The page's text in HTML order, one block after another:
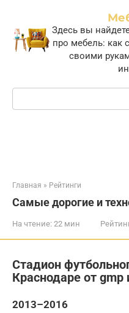
контенту
Здесь вы
про мебель: как
своими
Поиск:
Главная » Рейтинги
Самые дорогие и
На чтение: 22 мин
Стадион
Краснодаре от gmp
2013–2016